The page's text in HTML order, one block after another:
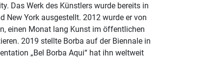
Das Werk des Künstlers wurde bereits in
New York ausgestellt. 2012 wurde er von
einen Monat lang Kunst im öffentlichen
2019 stellte Borba auf der Biennale in
„Bel Borba Aqui“ hat ihn weltweit